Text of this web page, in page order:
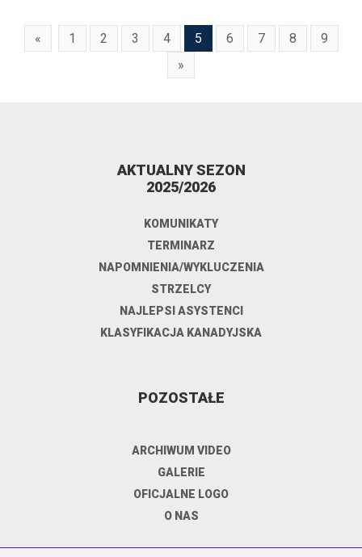
« 1 2 3 4 5 6 7 8
9
»
AKTUALNY SEZON
2025/2026
KOMUNIKATY
TERMINARZ
NAPOMNIENIA/WYKLUCZENIA
STRZELCY
NAJLEPSI ASYSTENCI
KLASYFIKACJA KANADYJSKA
POZOSTAŁE
ARCHIWUM VIDEO
GALERIE
OFICJALNE LOGO
O NAS